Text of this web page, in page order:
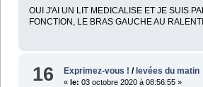
OUI J'AI UN LIT MEDICALISE ET JE SUIS
FONCTION, LE BRAS GAUCHE AU
16 Exprimez-vous ! / levées du matin
«le: 03 octobre 2020 à 08:56:55 »